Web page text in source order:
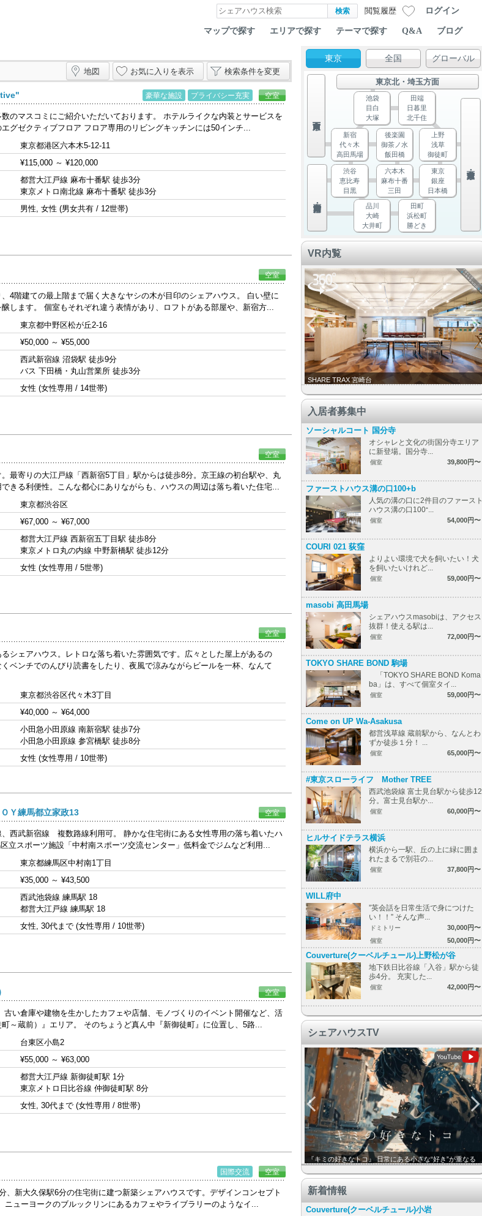
閲覧履歴 ログイン
マップで探す エリアで探す テーマで探す Q&A ブログ
検索条件を変更
お気に入りを表示
地図
豪華な施設 プライバシー充実 空室
のマスコミにご紹介いただいております。 ホテルライクな内装とサービスを
グゼクティブフロア フロア専用のリビングキッチンには50インチ...
東京都港区六本木5-12-11
¥115,000～ ¥120,000
都営大江戸線 麻布十番駅 徒歩3分
東京メトロ南北線 麻布十番駅 徒歩3分
男性, 女性 (男女共有 / 12世帯)
空室
4階建ての最上階まで届く大きなヤシの木が目印のシェアハウス。 白い壁に
します。 個室もそれぞれ違う表情があり、ロフトがある部屋や、新宿方...
東京都中野区松が丘2-16
¥50,000～ ¥55,000
西武新宿線 沼袋駅 徒歩9分
バス 下田橋・丸山営業所 徒歩3分
女性 (女性専用 / 14世帯)
空室
最寄りの大江戸線「西新宿5丁目」駅からは徒歩8分。京王線の初台駅や、丸
きる利便性。こんな都心にありながらも、ハウスの周辺は落ち着いた住宅...
東京都渋谷区
¥67,000～ ¥67,000
都営大江戸線 西新宿五丁目駅 徒歩8分
東京メトロ丸の内線 中野新橋駅 徒歩12分
女性 (女性専用 / 5世帯)
空室
シェアハウス。レトロな落ち着いた雰囲気です。広々とした屋上があるの
ベンチでのんびり読書をしたり、夜風で涼みながらビールを一杯、なんて
東京都渋谷区代々木3丁目
¥40,000～ ¥64,000
小田急小田原線 南新宿駅 徒歩7分
小田急小田原線 参宮橋駅 徒歩8分
女性 (女性専用 / 10世帯)
Ｙ練馬都立家政13 空室
西武新宿線 複数路線利用可。 静かな住宅街にある女性専用の落ち着いたハ
立スポーツ施設「中村南スポーツ交流センター」低料金でジムなど利用...
東京都練馬区中村南1丁目
¥35,000～ ¥43,500
西武池袋線 練馬駅 18
都営大江戸線 練馬駅 18
女性, 30代まで (女性専用 / 10世帯)
空室
古い倉庫や建物を生かしたカフェや店舗、モノづくりのイベント開催など、活
～蔵前）』エリア。 そのちょうど真ん中『新御徒町』に位置し、5路...
台東区小島2
¥55,000～ ¥63,000
都営大江戸線 新御徒町駅 1分
東京メトロ日比谷線 仲御徒町駅 8分
女性, 30代まで (女性専用 / 8世帯)
国際交流 空室
、新大久保駅6分の住宅街に建つ新築シェアハウスです。デザインコンセプト
ューヨークのブルックリンにあるカフェやライブラリーのようなイ...
東京 全国 グローバル
東京北・埼玉方面
池袋
目白
大塚
田端
日暮里
北千住
新宿
代々木
高田馬場
後楽園
御茶ノ水
飯田橋
六本木
麻布十番
三田
上野
浅草
御徒町
東京
銀座
日本橋
渋谷
恵比寿
目黒
品川
大崎
大井町
田町
浜松町
勝どき
VR内覧
SHARE TRAX 宮崎台
入居者募集中
ソーシャルコート 国分寺
オシャレと文化の街国分寺エリア
に新登場。国分寺...
個室 39,800円〜
ファーストハウス溝の口100+b
人気の溝の口に2件目のファース
ハウス溝の口100⁺...
個室 54,000円〜
COURI 021 荻窪
よりよい環境で犬を飼いたい！犬
を飼いたいけれど...
個室 59,000円〜
masobi 高田馬場
シェアハウスmasobiは、アクセス
抜群！使える駅は...
個室 72,000円〜
TOKYO SHARE BOND 駒場
「TOKYO SHARE BOND Koma
ba」は、すべて個室タイ...
個室 59,000円〜
Come on UP Wa-Asakusa
都営浅草線 蔵前駅から、なんとわ
ずか徒歩１分！ ...
個室 65,000円〜
#東京スローライフ Mother TREE
西武池袋線 富士見台駅から徒歩12
分。富士見台駅か...
個室 60,000円〜
ヒルサイドテラス横浜
横浜から一駅、丘の上に緑に囲ま
れたまるで別荘の...
個室 37,800円〜
WILL府中
”英会話を日常生活で身につけた
い！！” そんな声...
ドミトリー 30,000円〜
個室 50,000円〜
Couverture(クーベルチュール)上野松が谷
地下鉄日比谷線「入谷」駅から徒
歩4分。 充実した...
個室 42,000円〜
シェアハウスTV
『キミの好きなトコ』 日常にある小さな“好き”が重なる
新着情報
Couverture(クーベルチュール)小岩